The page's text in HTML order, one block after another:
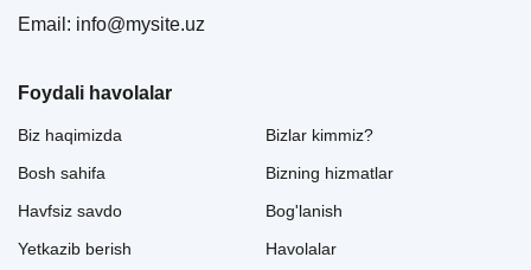
Email: info@mysite.uz
Foydali havolalar
Biz haqimizda
Bosh sahifa
Havfsiz savdo
Yetkazib berish
Bizlar kimmiz?
Bizning hizmatlar
Bog'lanish
Havolalar